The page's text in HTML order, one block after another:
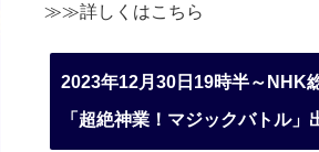
≫≫詳しくはこちら
2023年12月30日19時半～NHK
「超絶神業！マジックバトル」